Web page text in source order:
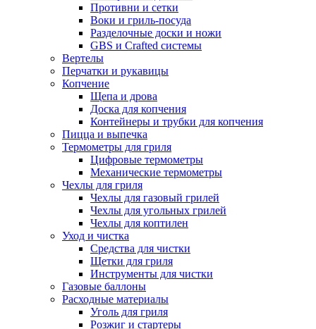
Противни и сетки
Воки и гриль-посуда
Разделочные доски и ножи
GBS и Crafted системы
Вертелы
Перчатки и рукавицы
Копчение
Щепа и дрова
Доска для копчения
Контейнеры и трубки для копчения
Пицца и выпечка
Термометры для гриля
Цифровые термометры
Механические термометры
Чехлы для гриля
Чехлы для газовый грилей
Чехлы для угольных грилей
Чехлы для коптилен
Уход и чистка
Средства для чистки
Щетки для гриля
Инструменты для чистки
Газовые баллоны
Расходные материалы
Уголь для гриля
Розжиг и стартеры